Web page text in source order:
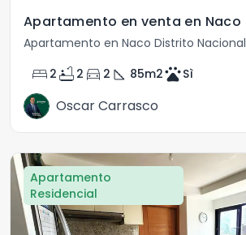
Apartamento en Naco Distrito Nacional
bed 2 bathtub 2 directions_car 2 square_foot 85m2petsSì
Oscar Carrasco
Apartamento
Residencial